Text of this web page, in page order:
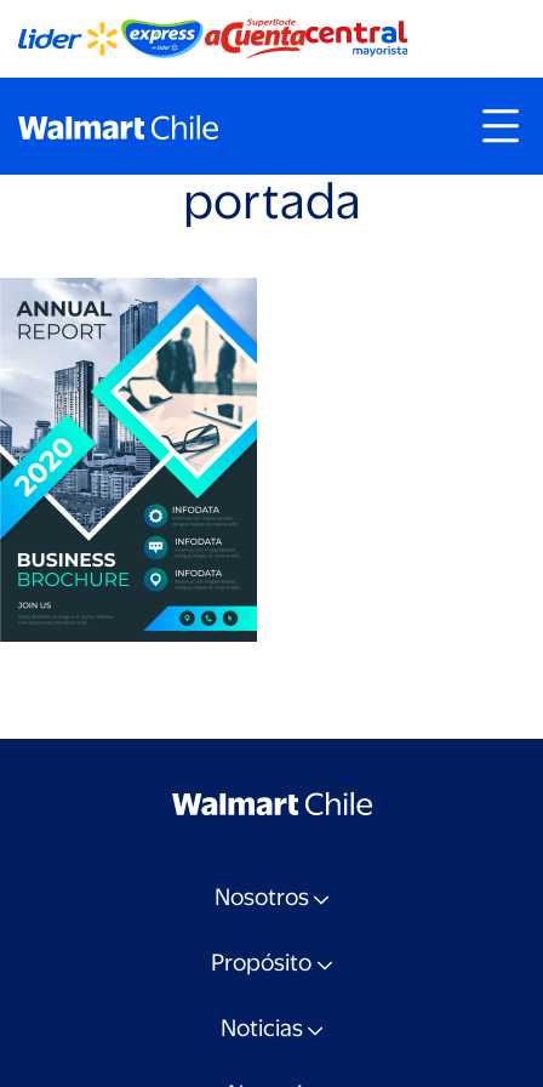
portada
Nosotros
Propósito
Noticias